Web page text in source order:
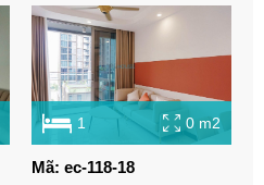
1 0 m2
Mã: ec-118-18